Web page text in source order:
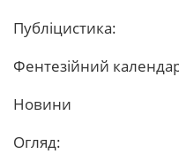
Публіцистика:
Фентезійний
Новини
Огляд: